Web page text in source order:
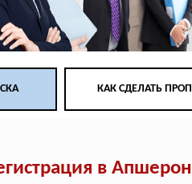
КАК СДЕЛАТЬ
в